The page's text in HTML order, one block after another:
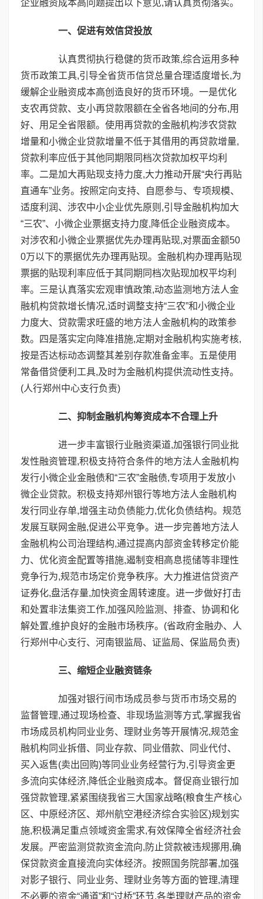
企业融资成本高问题提出以下意见,请认真贯彻落实。
一、促进有效信贷投放
认真贯彻执行稳健的货币政策,综合运用多种
货币政策工具,引导全省货币信贷总量合理适度增长,为
缓解企业融资成本高创造良好的货币环境。一是优化
支农再贷款、支小再贷款限额在全省各地间的分布,用
好、用足全省限额。使用再贷款的金融机构涉农贷款
增量和小微企业贷款增量不低于其借用的再贷款增量,
贷款利率应低于其他同期限同档次贷款加权平均利
率。二是加大再贴现支持力度,大力推动开展“央行再贴
直通车”业务。按照定向支持、自愿参与、专项规模、
适度利润、涉农中小企业优先原则,引导金融机构加大
“三农”、小微企业票据支持力度,降低企业融资成本。
对涉农和小微企业票据优先办理再贴现,对票面金额50
0万以下的票据优先办理再贴现。金融机构办理再贴现
票据的贴现利率应低于其同期同档次贴现加权平均利
率。三是认真落实宏观审慎政策,动态监测地方法人金
融机构贷款增长情况,适时调整支持“三农”和小微企业
力度大、贷款需求旺盛的地方法人金融机构的政策参
数。四是落实定向降准措施,定期对金融机构实施考核,
按是否达标动态调整其差别存款准备金率。五是使用
常备借贷便利工具,及时为金融机构提供流动性支持。
(人行郑州中心支行负责)
二、抑制金融机构筹资成本不合理上升
进一步丰富银行业融资渠道,加强银行同业批
发性融资管理,积极支持符合条件的地方法人金融机构
发行小微企业金融债和“三农”金融债,专项用于发放小
微企业贷款。积极支持郑州银行等地方法人金融机构
发行同业存单,增强主动负债能力,优化负债结构。规范
发展互联网金融,促进公平竞争。进一步完善地方法人
金融机构公司治理结构,通过提高内部资金转移定价能
力、优化资金配置等措施,遏制变相高息揽储等非理性
竞争行为,规范市场定价竞争秩序。大力推进信贷资产
证券化,盘活存量,加快资金周转速度。进一步做好打击
和处置非法集资工作,加强风险监测、排查、协调和化
解处置,维护良好的金融市场秩序。(省政府金融办、人
行郑州中心支行、河南银监局、证监局、保监局负责)
三、缩短企业融资链条
加强对银行间市场成员参与货币市场交易的
监督管理,通过现场检查、非现场监测等方式,掌握我省
市场成员机构同业业务、理财业务等开展情况,规范金
融机构同业拆借、同业存款、同业借款、同业代付、
买入返售(卖出回购)等同业业务经营行为,引导资金更
多流向实体经济,降低企业融资成本。督促商业银行加
强贷款管理,紧紧围绕我省三大国家战略(粮食生产核心
区、中原经济区、郑州航空港经济综合实验区)规划实
施,积极满足重点领域资金需求,有效保障全省经济社会
发展。严密监测贷款资金流向,防止贷款被违规挪用,确
保贷款资金直接流向实体经济。按照国务院部署,加强
对影子银行、同业业务、理财业务等方面的管理,清理
不必要的资金“通道”和“过桥”环节,各类理财产品的资金